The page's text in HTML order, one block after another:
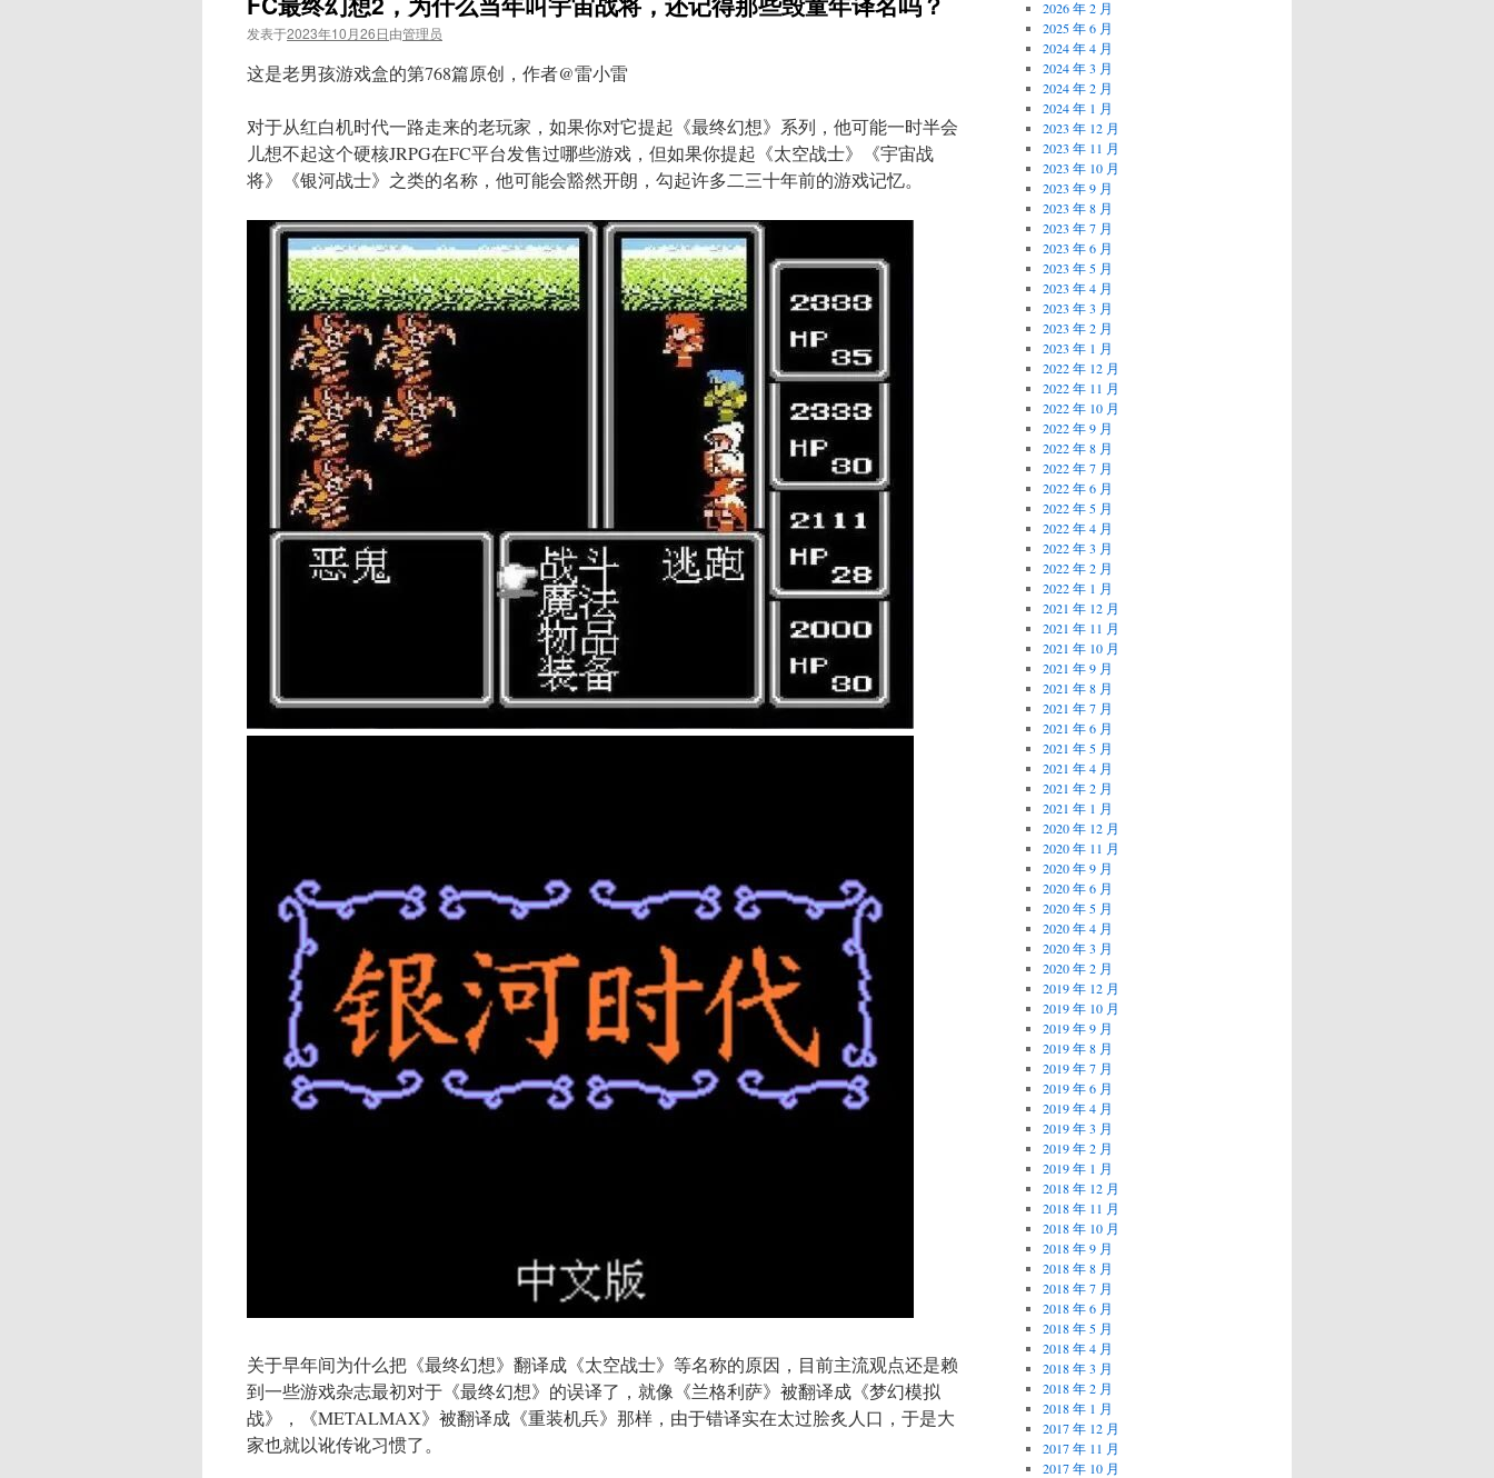
发表于2023年10月26日由管理员
这是老男孩游戏盒的第768篇原创，作者@雷小雷
对于从红白机时代一路走来的老玩家，如果你对它提起《最终幻想》系列，他可能一时半会
儿想不起这个硬核JRPG在FC平台发售过哪些游戏，但如果你提起《太空战士》《宇宙战
将》《银河战士》之类的名称，他可能会豁然开朗，勾起许多二三十年前的游戏记忆。
关于早年间为什么把《最终幻想》翻译成《太空战士》等名称的原因，目前主流观点还是赖
到一些游戏杂志最初对于《最终幻想》的误译了，就像《兰格利萨》被翻译成《梦幻模拟
战》，《METALMAX》被翻译成《重装机兵》那样，由于错译实在太过脍炙人口，于是大
家也就以讹传讹习惯了。
2026 年 2 月
2025 年 6 月
2024 年 4 月
2024 年 3 月
2024 年 2 月
2024 年 1 月
2023 年 12 月
2023 年 11 月
2023 年 10 月
2023 年 9 月
2023 年 8 月
2023 年 7 月
2023 年 6 月
2023 年 5 月
2023 年 4 月
2023 年 3 月
2023 年 2 月
2023 年 1 月
2022 年 12 月
2022 年 11 月
2022 年 10 月
2022 年 9 月
2022 年 8 月
2022 年 7 月
2022 年 6 月
2022 年 5 月
2022 年 4 月
2022 年 3 月
2022 年 2 月
2022 年 1 月
2021 年 12 月
2021 年 11 月
2021 年 10 月
2021 年 9 月
2021 年 8 月
2021 年 7 月
2021 年 6 月
2021 年 5 月
2021 年 4 月
2021 年 2 月
2021 年 1 月
2020 年 12 月
2020 年 11 月
2020 年 9 月
2020 年 6 月
2020 年 5 月
2020 年 4 月
2020 年 3 月
2020 年 2 月
2019 年 12 月
2019 年 10 月
2019 年 9 月
2019 年 8 月
2019 年 7 月
2019 年 6 月
2019 年 4 月
2019 年 3 月
2019 年 2 月
2019 年 1 月
2018 年 12 月
2018 年 11 月
2018 年 10 月
2018 年 9 月
2018 年 8 月
2018 年 7 月
2018 年 6 月
2018 年 5 月
2018 年 4 月
2018 年 3 月
2018 年 2 月
2018 年 1 月
2017 年 12 月
2017 年 11 月
2017 年 10 月